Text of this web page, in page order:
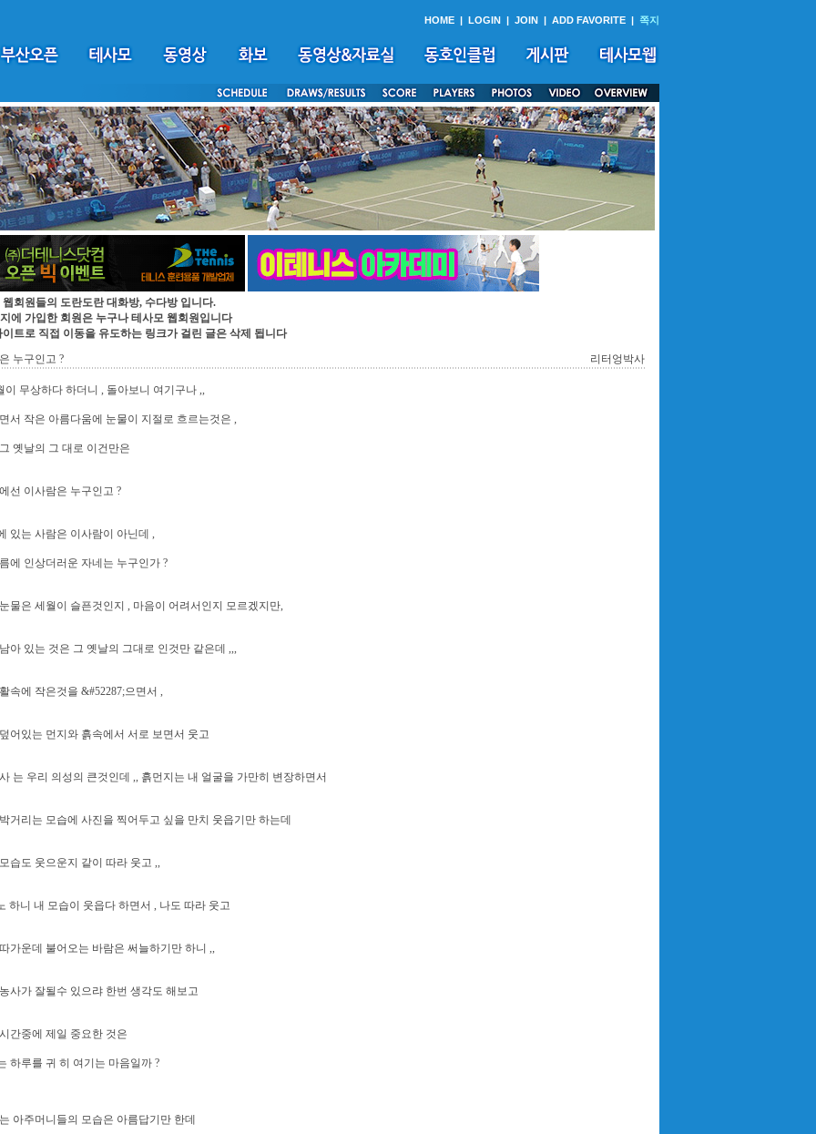
HOME | LOGIN | JOIN | ADD FAVORITE | 쪽지
회원들의 도란도란 대화방, 수다방 입니다.
에 가입한 회원은 누구나 테사모 웹회원입니다
트로 직접 이동을 유도하는 링크가 걸린 글은 삭제 됩니다
누구인고 ?
리터엉박사
이 무상하다 하더니 , 돌아보니 여기구나 ,,
서 작은 아름다움에 눈물이 지절로 흐르는것은 ,
옛날의 그 대로 이건만은
선 이사람은 누구인고 ?
있는 사람은 이사람이 아닌데 ,
에 인상더러운 자네는 누구인가 ?
물은 세월이 슬픈것인지 , 마음이 어려서인지 모르겠지만,
아 있는 것은 그 옛날의 그대로 인것만 같은데 ,,,
속에 작은것을 &#52287;으면서 ,
어있는 먼지와 흙속에서 서로 보면서 웃고
는 우리 의성의 큰것인데 ,, 흙먼지는 내 얼굴을 가만히 변장하면서
거리는 모습에 사진을 찍어두고 싶을 만치 웃읍기만 하는데
습도 웃으운지 같이 따라 웃고 ,,
하니 내 모습이 웃읍다 하면서 , 나도 따라 웃고
가운데 불어오는 바람은 써늘하기만 하니 ,,
사가 잘될수 있으랴 한번 생각도 해보고
간중에 제일 중요한 것은
하루를 귀 히 여기는 마음일까 ?
아주머니들의 모습은 아름답기만 한데